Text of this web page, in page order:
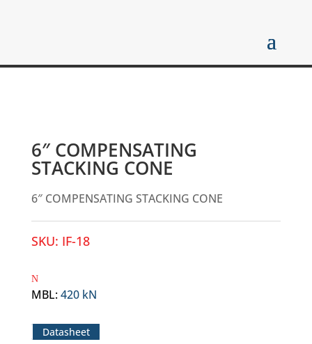
6″ COMPENSATING
STACKING CONE
6″ COMPENSATING STACKING CONE
SKU: IF-18
MBL:420 kN
Datasheet